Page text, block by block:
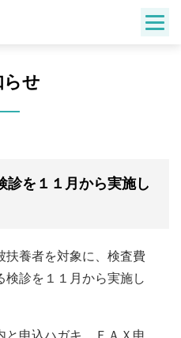
せ
診を１１月から実施し
扶養者を対象に、検査費
診を１１月から実施し